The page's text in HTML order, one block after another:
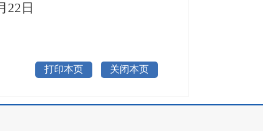
22 日
打印本页 关闭本页